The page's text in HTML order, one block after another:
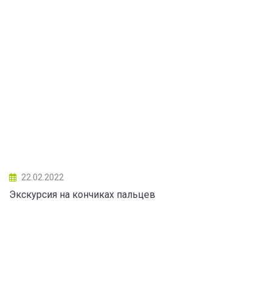
22.02.2022
Экскурсия на кончиках пальцев